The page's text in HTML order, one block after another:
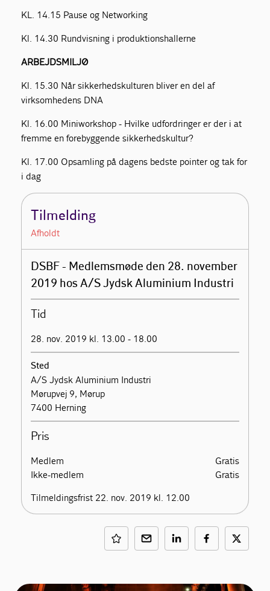
KL. 14.15 Pause og Networking
Kl. 14.30 Rundvisning i produktionshallerne
ARBEJDSMILJØ
Kl. 15.30 Når sikkerhedskulturen bliver en del af
virksomhedens DNA
Kl. 16.00 Miniworkshop - Hvilke udfordringer er der i at
fremme en forebyggende sikkerhedskultur?
Kl. 17.00 Opsamling på dagens bedste pointer og tak for
i dag
Tilmelding
Afholdt
DSBF - Medlemsmøde den 28. november
2019 hos A/S Jydsk Aluminium Industri
Tid
28. nov. 2019 kl. 13.00 - 18.00
Sted
A/S Jydsk Aluminium Industri
Mørupvej 9, Mørup
7400 Herning
Pris
Medlem
Gratis
Ikke-medlem
Gratis
Tilmeldingsfrist 22. nov. 2019 kl. 12.00